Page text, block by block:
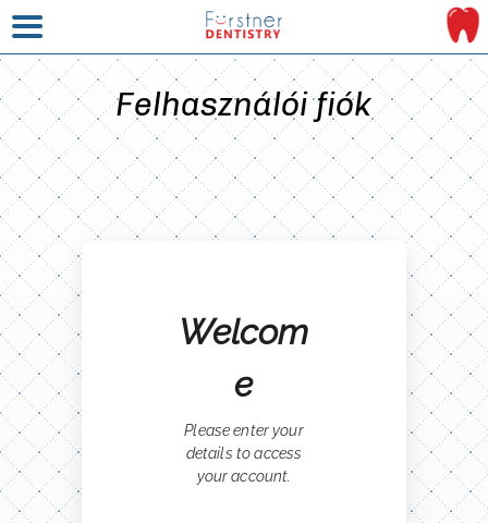
Felhasználói fiók
Welcom
e
Please enter your
details to access
your account.